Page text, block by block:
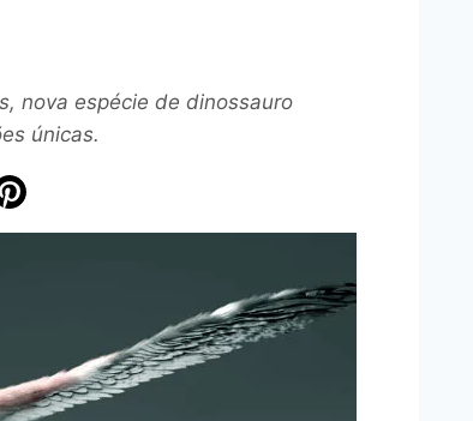
nova espécie de dinossauro
únicas.